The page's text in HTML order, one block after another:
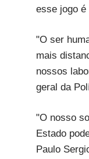
esse jogo é
"O ser
mais
nossos
geral da
"O nosso
Estado
Paulo